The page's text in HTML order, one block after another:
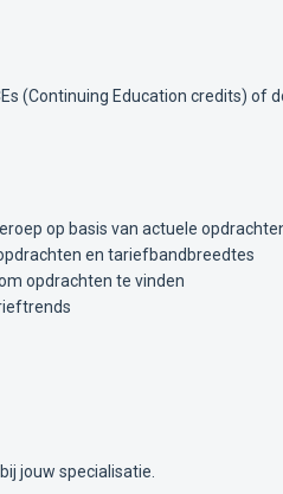
(Continuing Education credits)
op basis van actuele
en tariefbandbreedtes
opdrachten te vinden
jouw specialisatie.